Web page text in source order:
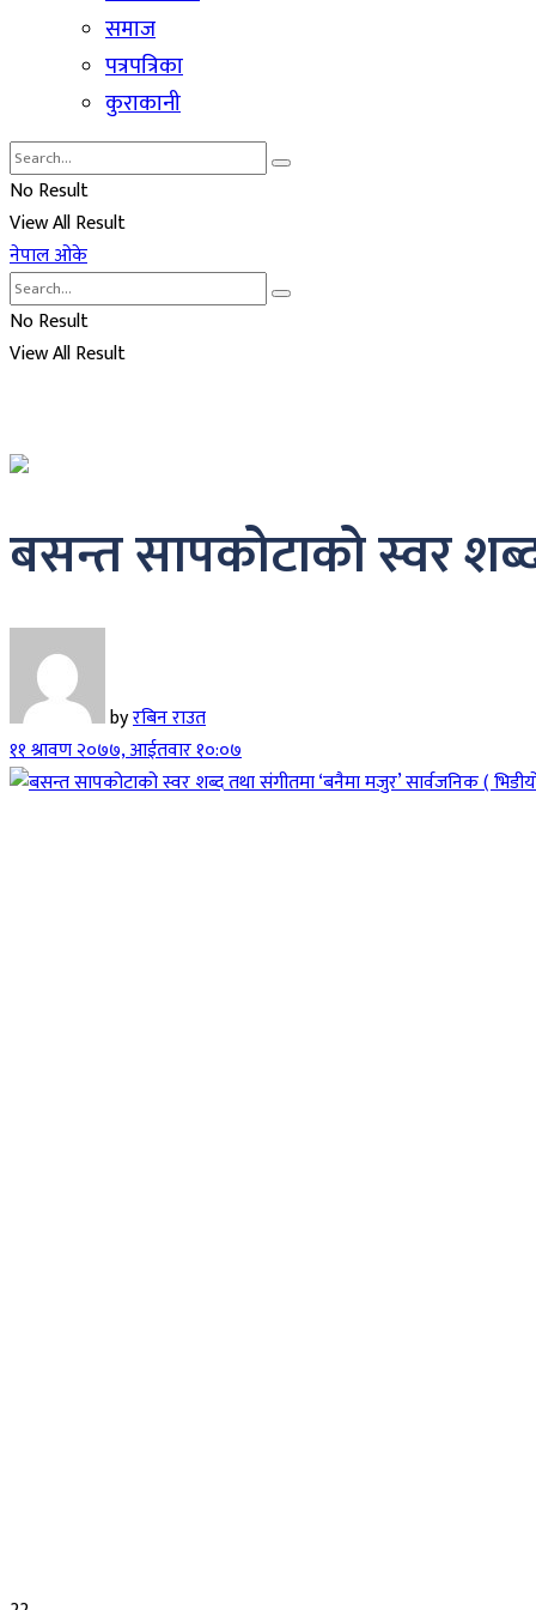
समाज
पत्रपत्रिका
कुराकानी
No Result
View All Result
नेपाल ओके
No Result
View All Result
बसन्त सापकोटाको स्वर
byरबिन राउत
११ श्रावण २०७७, आईतवार १०:०७